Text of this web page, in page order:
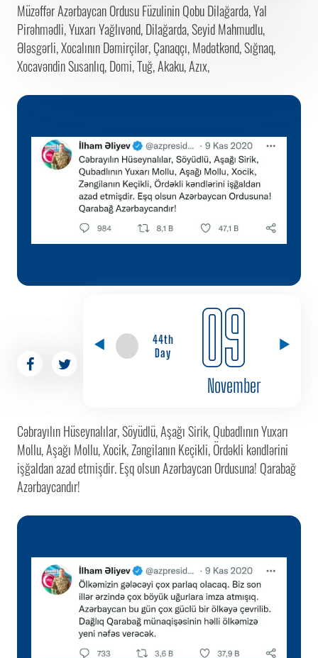
Müzəffər Azərbaycan Ordusu Füzulinin Qobu Dilağarda, Yal
Pirəhmədli, Yuxarı Yağlıvənd, Dilağarda, Seyid Mahmudlu,
Ələsgərli, Xocalının Dəmirçilər, Çanaqçı, Mədətkənd, Sığnaq,
Xocavəndin Susanlıq, Domi, Tuğ, Akaku, Azıx,
44th
Day
09
November
Cəbrayılın Hüseynalılar, Söyüdlü, Aşağı Sirik, Qubadlının Yuxarı
Mollu, Aşağı Mollu, Xocik, Zəngilanın Keçikli, Ördəkli kəndlərini
işğaldan azad etmişdir. Eşq olsun Azərbaycan Ordusuna! Qarabağ
Azərbaycandır!